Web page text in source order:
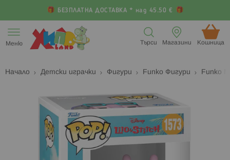
БЕЗПЛАТНА ДОСТАВКА * над 45.50 €
към
съдържанието
Меню Кошница (
Магазини
Търси
Начало Детски играчки Фигури Funko Фигури Funko
изображенията